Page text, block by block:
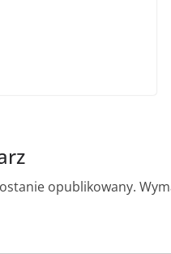
opublikowany.